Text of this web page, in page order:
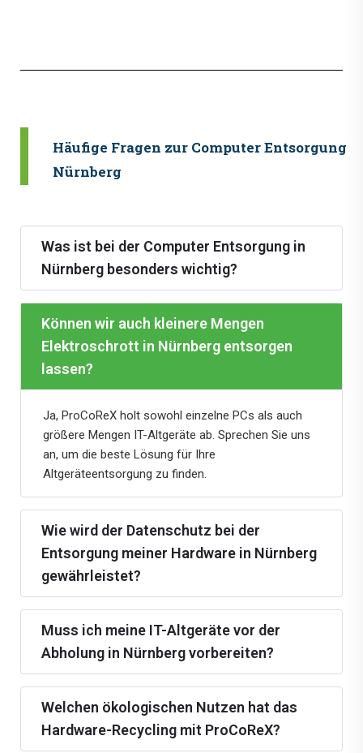
Häufige Fragen zur Computer Entsorgung
Nürnberg
Was ist bei der Computer Entsorgung in
Nürnberg besonders wichtig?
Können wir auch kleinere Mengen
Elektroschrott in Nürnberg entsorgen
lassen?
Ja, ProCoReX holt sowohl einzelne PCs als auch
größere Mengen IT-Altgeräte ab. Sprechen Sie uns
an, um die beste Lösung für Ihre
Altgeräteentsorgung zu finden.
Wie wird der Datenschutz bei der
Entsorgung meiner Hardware in Nürnberg
gewährleistet?
Muss ich meine IT-Altgeräte vor der
Abholung in Nürnberg vorbereiten?
Welchen ökologischen Nutzen hat das
Hardware-Recycling mit ProCoReX?